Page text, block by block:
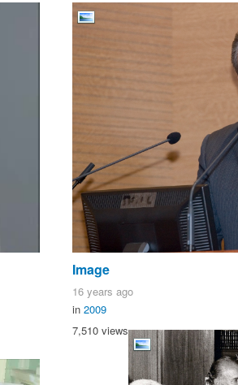
Image
16 years ago
in 2009
7,510 views